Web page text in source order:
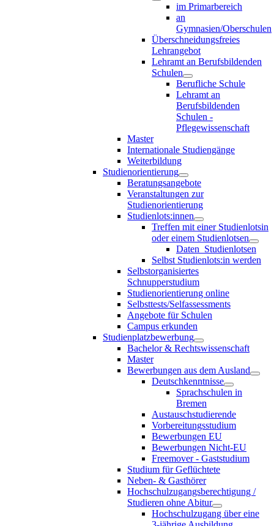
im Primarbereich
an
Gymnasien/Oberschulen
Überschneidungsfreies
Lehrangebot
Lehramt an Berufsbildenden
Schulen
Berufliche Schule
Lehramt an
Berufsbildenden
Schulen -
Pflegewissenschaft
Master
Internationale Studiengänge
Weiterbildung
Studienorientierung
Beratungsangebote
Veranstaltungen zur
Studienorientierung
Studienlots:innen
Treffen mit einer Studienlotsin
oder einem Studienlotsen
Daten_Studienlotsen
Selbst Studienlots:in werden
Selbstorganisiertes
Schnupperstudium
Studienorientierung online
Selbsttests/Selfassessments
Angebote für Schulen
Campus erkunden
Studienplatzbewerbung
Bachelor & Rechtswissenschaft
Master
Bewerbungen aus dem Ausland
Deutschkenntnisse
Sprachschulen in
Bremen
Austauschstudierende
Vorbereitungsstudium
Bewerbungen EU
Bewerbungen Nicht-EU
Freemover - Gaststudium
Studium für Geflüchtete
Neben- & Gasthörer
Hochschulzugangsberechtigung /
Studieren ohne Abitur
Hochschulzugang über eine